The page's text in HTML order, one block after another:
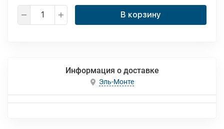
В корзину
Информация о доставке
Эль-Монте